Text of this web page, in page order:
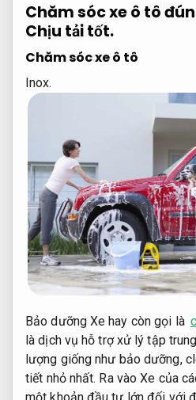
Chăm sóc xe ô tô
Chịu tải tốt.
Chăm sóc xe ô tô
Inox.
Bảo dưỡng Xe hay còn gọi là
là dịch vụ hỗ trợ xử lý tập
lượng giống như bảo dưỡng,
tiết nhỏ nhất. Ra vào Xe của